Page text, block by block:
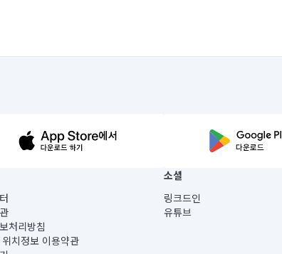
처리방침
치정보 이용약관
소셜
링크드인
유튜브